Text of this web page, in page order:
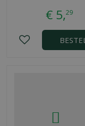
€ 5,29
BESTEL